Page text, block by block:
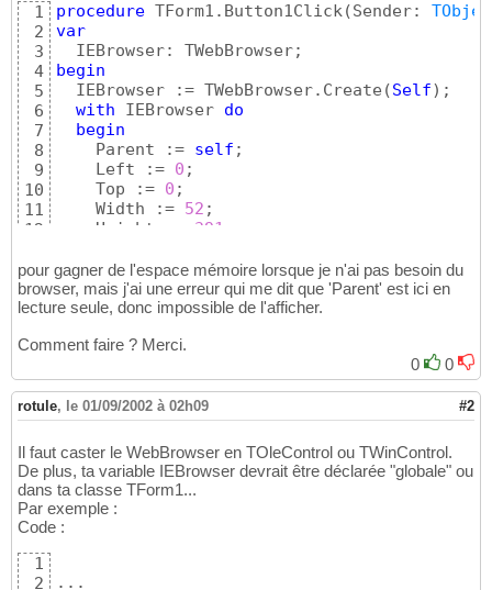
1
2
3
4
5
6
7
8
9
10
11
12
14
15
procedure TForm1.Button1Click(Sender:
var
begin
  IEBrowser := TWebBrowser.Create
(Self) ;
with IEBrowser do
begin
    Parent :=
self ;
    Left :=
0 ;
    Top :=
0 ;
    Width :=
52 ;
    Height :=
391
end
end;
pour gagner de l'espace mémoire lorsque je n'ai pas besoin du
browser, mais j'ai une erreur qui me dit que 'Parent' est ici en
lecture seule, donc impossible de l'afficher.
Comment faire ? Merci.
0
0
rotule, le 01/09/2002 à 02h09 #2
Il faut caster le WebBrowser en TOleControl ou TWinControl.
De plus, ta variable IEBrowser devrait être déclarée "globale" ou
dans ta classe TForm1...
Par exemple :
Code :
1
2